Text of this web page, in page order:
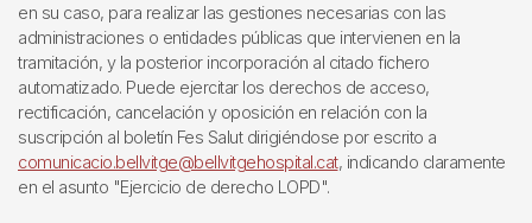
en su caso, para realizar las gestiones necesarias con las
administraciones o entidades públicas que intervienen en la
tramitación, y la posterior incorporación al citado fichero
automatizado. Puede ejercitar los derechos de acceso,
rectificación, cancelación y oposición en relación con la
suscripción al boletín Fes Salut dirigiéndose por escrito a
comunicacio.bellvitge@bellvitgehospital.cat, indicando claramente
en el asunto "Ejercicio de derecho LOPD".